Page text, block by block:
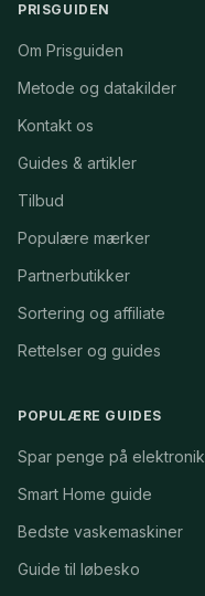
PRISGUIDEN
Om Prisguiden
Metode og datakilder
Kontakt os
Guides & artikler
Tilbud
Populære mærker
Partnerbutikker
Sortering og affiliate
Rettelser og guides
POPULÆRE GUIDES
Spar penge på elektronik
Smart Home guide
Bedste vaskemaskiner
Guide til løbesko